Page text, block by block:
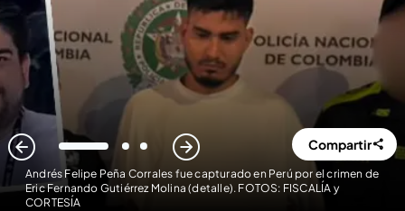
Andrés Felipe Peña Corrales fue capturado en Perú por el crimen de
Eric Fernando Gutiérrez Molina (detalle). FOTOS: FISCALÍA y
CORTESÍA
1 2 3 Compartir